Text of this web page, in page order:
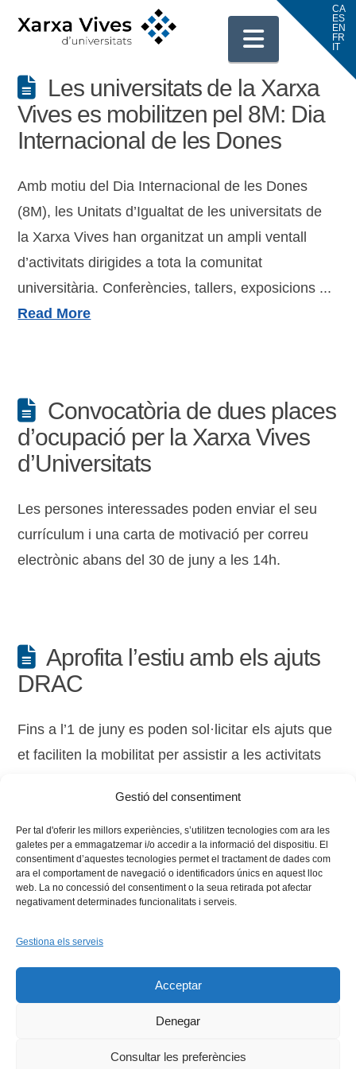
Gestió del consentiment
Per tal d'oferir les millors experiències, s’utilitzen tecnologies com ara les
galetes per a emmagatzemar i/o accedir a la informació del dispositiu. El
consentiment d’aquestes tecnologies permet el tractament de dades com
ara el comportament de navegació o identificadors únics en aquest lloc
web. La no concessió del consentiment o la seua retirada pot afectar
negativament determinades funcionalitats i serveis.
Gestiona els serveis
Acceptar
Denegar
Consultar les preferències
Les universitats de la Xarxa
Vives es mobilitzen pel 8M: Dia
Internacional de les Dones
Amb motiu del Dia Internacional de les Dones
(8M), les Unitats d’Igualtat de les universitats de
la Xarxa Vives han organitzat un ampli ventall
d’activitats dirigides a tota la comunitat
universitària. Conferències, tallers, exposicions ...
Read More
Convocatòria de dues places
d’ocupació per la Xarxa Vives
d’Universitats
Les persones interessades poden enviar el seu
currículum i una carta de motivació per correu
electrònic abans del 30 de juny a les 14h.
Aprofita l’estiu amb els ajuts
DRAC
Fins a l’1 de juny es poden sol·licitar els ajuts que
et faciliten la mobilitat per assistir a les activitats
per les universitats de la Xarxa Vives.
Instagram
Flickr
INICI QUI SOM
PROGRAMES
DESENVOLUPAMENT SOSTENIBLE
AVÍS LEGAL
Copyright © 2026 - Xarxa Vives d'Universitats